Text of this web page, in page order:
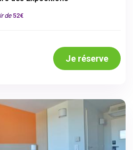
de 52€
Je réserve